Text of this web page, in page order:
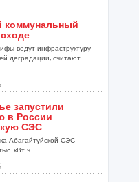
коммунальный
ведут инфраструктуру
деградации, считают
запустили
в России
СЭС
Абагайтуйской СЭС
кВт-ч...